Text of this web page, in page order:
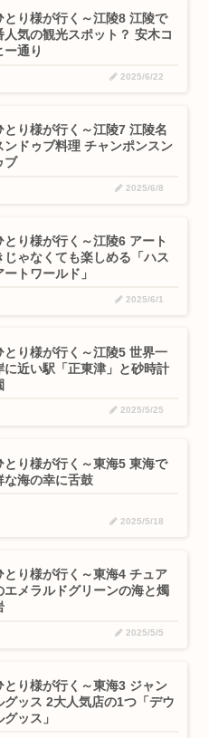
とり様が行く～江陵8 江陵で
人気の観光スポット？ 安木コ
ー通り
2025/6/22
とり様が行く～江陵7 江陵名
ンドゥブ料理 チャンポンスン
ブ
2025/6/8
とり様が行く～江陵6 アート
じゃなくても楽しめる「ハス
ートワールド」
2025/6/1
とり様が行く～江陵5 世界一
に近い駅「正東津」と砂時計
2025/5/25
とり様が行く～東海5 東海で
な海の幸に舌鼓
2025/5/18
とり様が行く～東海4 チュア
エメラルドグリーンの海と燭
2025/5/5
とり様が行く～東海3 ジャン
グッス 2大人気店の1つ「デウ
グッス」